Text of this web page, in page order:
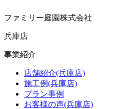
ファミリー庭園株式会社
兵庫店
事業紹介
店舗紹介(兵庫店)
施工例(兵庫店)
プラン事例
お客様の声(兵庫店)